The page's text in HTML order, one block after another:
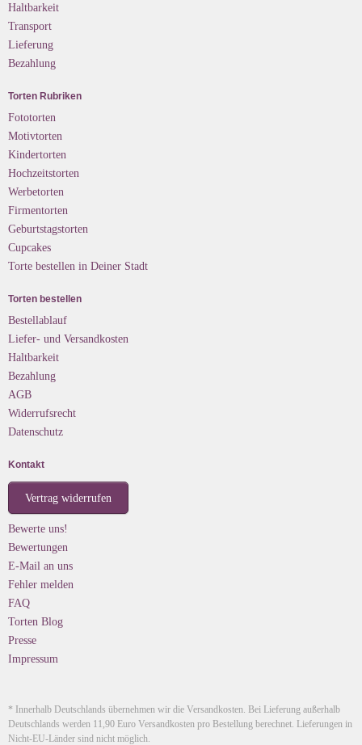
Haltbarkeit
Transport
Lieferung
Bezahlung
Torten Rubriken
Fototorten
Motivtorten
Kindertorten
Hochzeitstorten
Werbetorten
Firmentorten
Geburtstagstorten
Cupcakes
Torte bestellen in Deiner Stadt
Torten bestellen
Bestellablauf
Liefer- und Versandkosten
Haltbarkeit
Bezahlung
AGB
Widerrufsrecht
Datenschutz
Kontakt
Vertrag widerrufen
Bewerte uns!
Bewertungen
E-Mail an uns
Fehler melden
FAQ
Torten Blog
Presse
Impressum
* Innerhalb Deutschlands übernehmen wir die Versandkosten. Bei Lieferung außerhalb
Deutschlands werden 11,90 Euro Versandkosten pro Bestellung berechnet. Lieferungen in
Nicht-EU-Länder sind nicht möglich.